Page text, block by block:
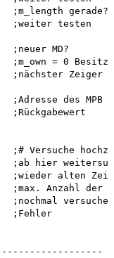
;m_length gerade?
;weiter testen
;neuer MD?
;m_own = 0
;nächster Zeiger
;Adresse des MPB
;Rückgabewert
Versuche
;ab hier
;wieder alten
;max. Anzahl der
;nochmal
;Fehler